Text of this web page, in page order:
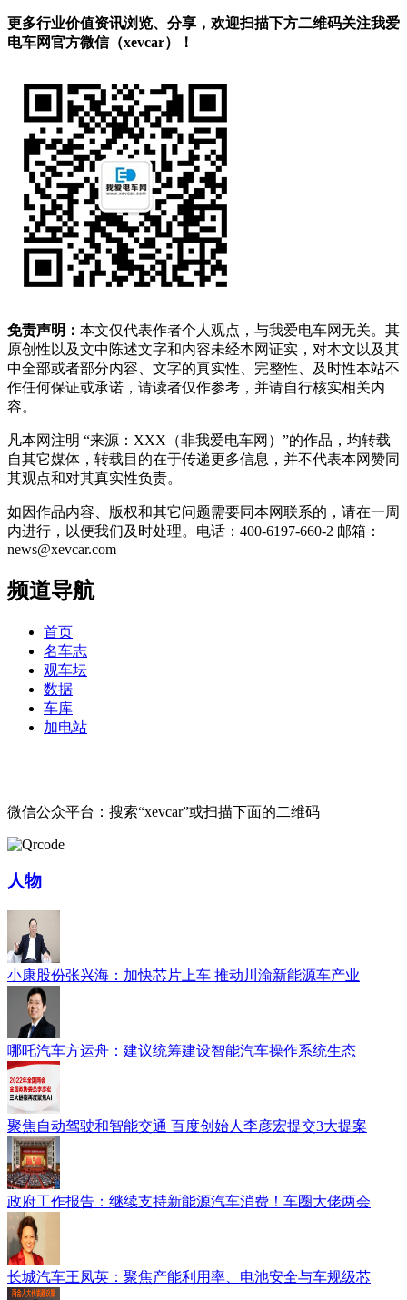
更多行业价值资讯浏览、分享，欢迎扫描下方二维码关注我爱
电车网官方微信（xevcar）！
免责声明： 本文仅代表作者个人观点，与我爱电车网无关。其
原创性以及文中陈述文字和内容未经本网证实，对本文以及其
中全部或者部分内容、文字的真实性、完整性、及时性本站不
作任何保证或承诺，请读者仅作参考，并请自行核实相关内
容。
凡本网注明 “来源：XXX（非我爱电车网）”的作品，均转载
自其它媒体，转载目的在于传递更多信息，并不代表本网赞同
其观点和对其真实性负责。
如因作品内容、版权和其它问题需要同本网联系的，请在一周
内进行，以便我们及时处理。电话：400-6197-660-2 邮箱：
news@xevcar.com
频道导航
首页
名车志
观车坛
数据
车库
加电站
微信公众平台：搜索“xevcar”或扫描下面的二维码
人物
小康股份张兴海：加快芯片上车 推动川渝新能源车产业
哪吒汽车方运舟：建议统筹建设智能汽车操作系统生态
聚焦自动驾驶和智能交通 百度创始人李彦宏提交3大提案
政府工作报告：继续支持新能源汽车消费！车圈大佬两会
长城汽车王凤英：聚焦产能利用率、电池安全与车规级芯